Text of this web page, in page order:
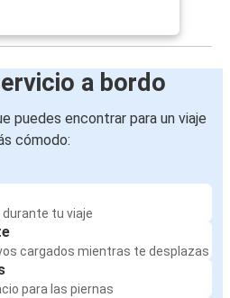
a bordo
puedes encontrar para un viaje
cómodo:
tu viaje
cargados mientras te desplazas
para las piernas